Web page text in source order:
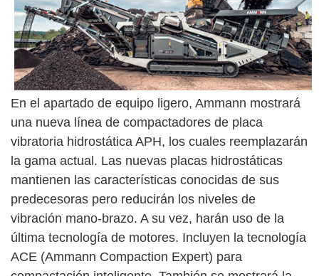
En el apartado de equipo ligero, Ammann mostrará
una nueva línea de compactadores de placa
vibratoria hidrostática APH, los cuales reemplazarán
la gama actual. Las nuevas placas hidrostáticas
mantienen las características conocidas de sus
predecesoras pero reducirán los niveles de
vibración mano-brazo. A su vez, harán uso de la
última tecnología de motores. Incluyen la tecnología
ACE (Ammann Compaction Expert) para